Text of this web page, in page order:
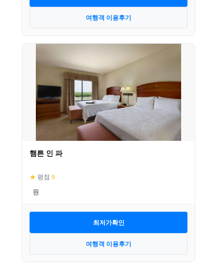
여행객 이용후기
햄튼 인 파
★ 평점 8
최저가확인
여행객 이용후기